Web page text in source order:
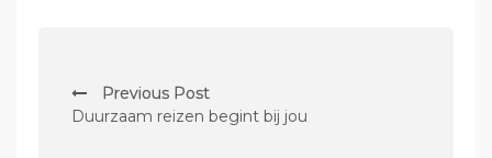
o
Previous Post
Duurzaam reizen begint bij jou